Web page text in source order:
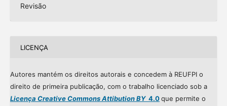
Revisão
LICENÇA
Autores mantém os direitos autorais e concedem à REUFPI o
direito de primeira publicação, com o trabalho licenciado sob a
Licença Creative Commons Attibution BY4.0que permite o